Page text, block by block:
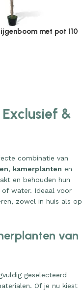
met pot 110
&
combinatie van
, kamerplanten en
en behouden hun
of water. Ideaal voor
zowel in huis als op
van
geselecteerd
Of je nu kiest